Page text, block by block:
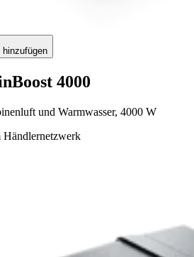
4000
und Warmwasser, 4000 W
Händlernetzwerk